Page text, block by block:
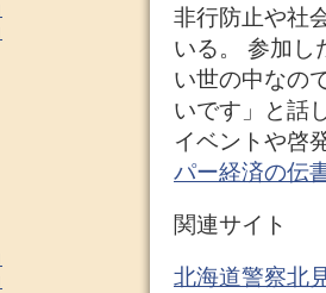
非行防止や社
いる。 参加し
い世の中なの
いです」と話
イベントや啓
パー経済の伝
関連サイト
北海道警察北